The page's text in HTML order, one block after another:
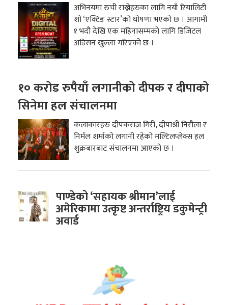
अभिनयमा रुची राख्नेहरुका लागि नयाँ रियालिटी
शो ‘एक्टिङ स्टार’को घोषणा भएको छ । आगामी
१ भदौ देखि एक महिनासम्मको लागि डिजिटल
अडिसन खुल्ला गरिएको छ ।
१० करोड रुपैयाँ लगानीको दीपक र दीपाको
सिनेमा हल संचालनमा
कलाकारहरु दीपकराज गिरी, दीपाश्री निरौला र
निर्मल शर्माको लगानी रहेको मल्टिलप्लेक्स हल
शुक्रबारबाट संचालनमा आएको छ ।
पाण्डेको ‘सहायक श्रीमान’लाई
अमेरिकामा उत्कृष्ट अन्तर्राष्ट्रिय डकुमेन्ट्री
अवार्ड